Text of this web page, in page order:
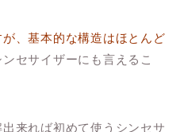
、基本的な構造はほとんど
セサイザーにも言えるこ
来れば初めて使うシンセサ